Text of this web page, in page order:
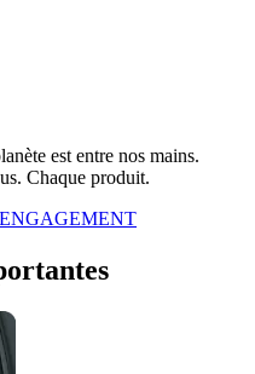
est entre nos mains.
Chaque produit.